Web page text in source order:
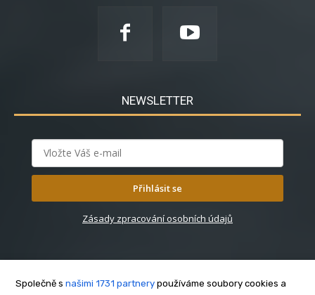
NEWSLETTER
Přihlásit se
Zásady zpracování osobních údajů
Společně s našimi 1731 partnery používáme soubory cookies a